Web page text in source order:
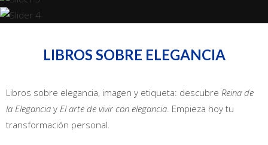
LIBROS SOBRE ELEGANCIA
Libros sobre elegancia, imagen y etiqueta: descubre Reina de
la Elegancia y El arte de vivir con elegancia. Empieza hoy tu
transformación personal.